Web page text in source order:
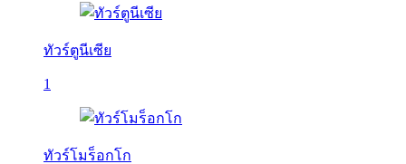
ทัวร์ตูนีเซีย
1
ทัวร์โมร็อกโก